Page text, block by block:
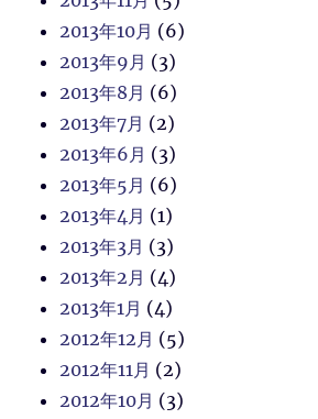
2013年10月 (6)
2013年9月 (3)
2013年8月 (6)
2013年7月 (2)
2013年6月 (3)
2013年5月 (6)
2013年4月 (1)
2013年3月 (3)
2013年2月 (4)
2013年1月 (4)
2012年12月 (5)
2012年11月 (2)
2012年10月 (3)